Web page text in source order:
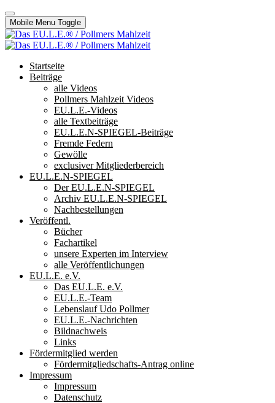
Mobile Menu Toggle
Startseite
Beiträge
alle Videos
Pollmers Mahlzeit Videos
EU.L.E.-Videos
alle Textbeiträge
EU.L.E.N-SPIEGEL-Beiträge
Fremde Federn
Gewölle
exclusiver Mitgliederbereich
EU.L.E.N-SPIEGEL
Der EU.L.E.N-SPIEGEL
Archiv EU.L.E.N-SPIEGEL
Nachbestellungen
Veröffentl.
Bücher
Fachartikel
unsere Experten im Interview
alle Veröffentlichungen
EU.L.E. e.V.
Das EU.L.E. e.V.
EU.L.E.-Team
Lebenslauf Udo Pollmer
EU.L.E.-Nachrichten
Bildnachweis
Links
Fördermitglied werden
Fördermitgliedschafts-Antrag online
Impressum
Impressum
Datenschutz